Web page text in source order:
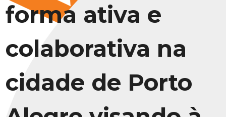
forma ativa e
colaborativa na
cidade de Porto